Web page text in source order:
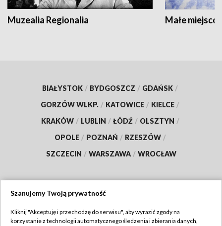
Muzealia Regionalia Małe
BIAŁYSTOK / BYDGOSZCZ / GDAŃSK /
GORZÓW WLKP. / KATOWICE / KIELCE /
KRAKÓW / LUBLIN / ŁÓDŹ / OLSZTYN /
OPOLE / POZNAŃ / RZESZÓW /
SZCZECIN / WARSZAWA / WROCŁAW
TVP
Szanujemy Twoją prywatność
Kliknij "Akceptuję i przechodzę do serwisu", aby wyrazić zgody na
korzystanie z technologii automatycznego śledzenia i zbierania danych,